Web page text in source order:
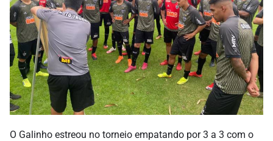
O Galinho estreou no torneio empatando por 3 a 3 com o